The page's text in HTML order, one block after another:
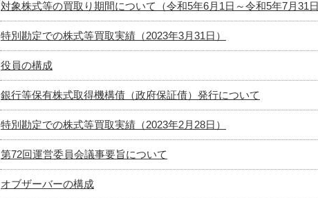
対象株式等の買取り期間について（令和5年6月1日～令和5年7月31
特別勘定での株式等買取実績（2023年3月31日）
役員の構成
銀行等保有株式取得機構債（政府保証債）発行について
特別勘定での株式等買取実績（2023年2月28日）
第72回運営委員会議事要旨について
オブザーバーの構成